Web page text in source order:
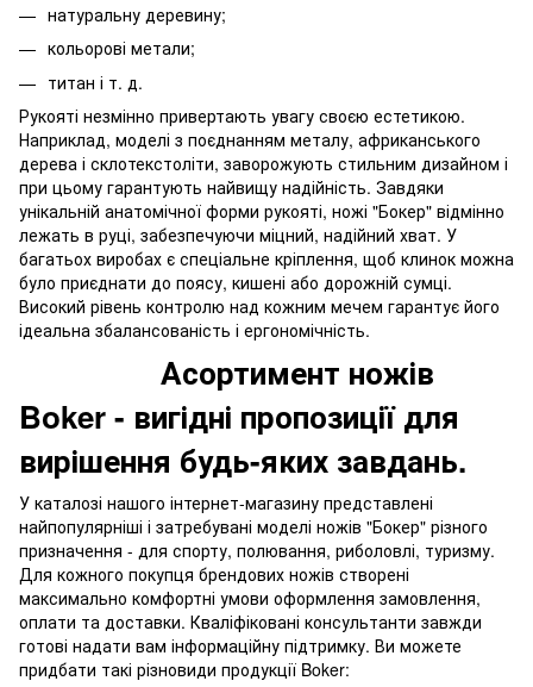
натуральну деревину;
кольорові метали;
титан і т. д.
Рукояті незмінно привертають увагу своєю естетикою.
Наприклад, моделі з поєднанням металу, африканського
дерева і склотекстоліти, заворожують стильним дизайном і
при цьому гарантують найвищу надійність. Завдяки
унікальній анатомічної форми рукояті, ножі "Бокер" відмінно
лежать в руці, забезпечуючи міцний, надійний хват. У
багатьох виробах є спеціальне кріплення, щоб клинок можна
було приєднати до поясу, кишені або дорожній сумці.
Високий рівень контролю над кожним мечем гарантує його
ідеальна збалансованість і ергономічність.
Асортимент ножів
Boker - вигідні пропозиції для
вирішення будь-яких завдань.
У каталозі нашого інтернет-магазину представлені
найпопулярніші і затребувані моделі ножів "Бокер" різного
призначення - для спорту, полювання, риболовлі, туризму.
Для кожного покупця брендових ножів створені
максимально комфортні умови оформлення замовлення,
оплати та доставки. Кваліфіковані консультанти завжди
готові надати вам інформаційну підтримку. Ви можете
придбати такі різновиди продукції Boker: